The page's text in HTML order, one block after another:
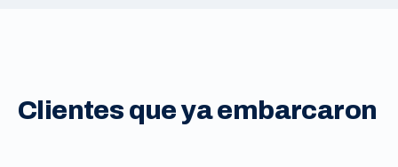
Clientes que ya embarcaron